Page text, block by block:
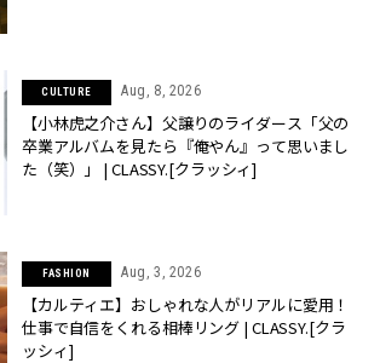
CULTURE Aug, 8, 2026
【小林虎之介さん】父譲りのライダース「父の
卒業アルバムを見たら『俺やん』って思いまし
た（笑）」 | CLASSY.[クラッシィ]
FASHION Aug, 3, 2026
【カルティエ】おしゃれな人がリアルに愛用！
仕事で自信をくれる相棒リング | CLASSY.[クラ
ッシィ]